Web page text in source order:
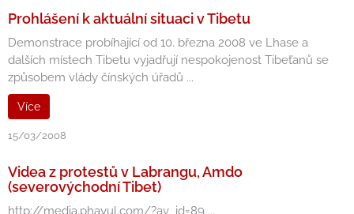
Prohlášení k aktuální situaci v Tibetu
Demonstrace probíhající od 10. března 2008 ve Lhase a
dalších místech Tibetu vyjadřují nespokojenost Tibeťanů se
způsobem vlády čínských úřadů ...
Více
15/03/2008
Videa z protestů v Labrangu, Amdo
(severovýchodní Tibet)
http://media.phayul.com/?av_id=89 ...